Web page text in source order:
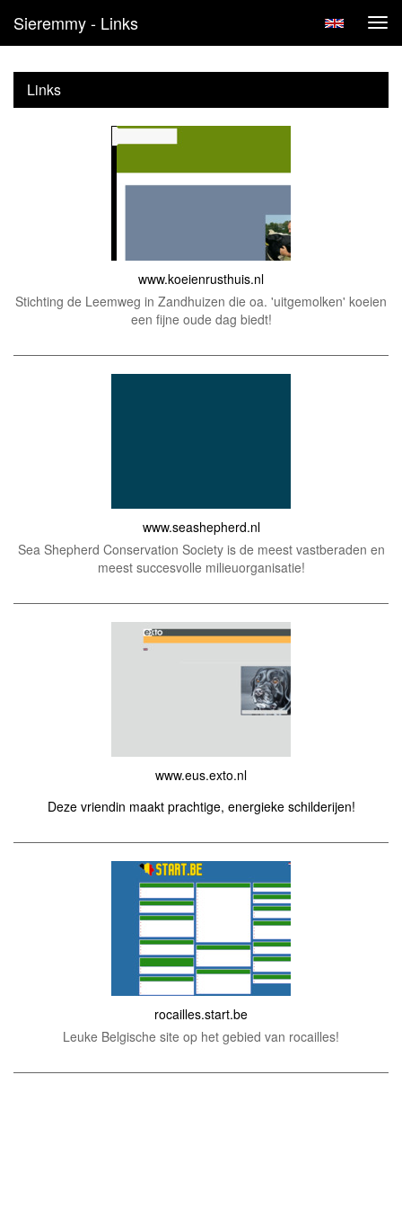
Sieremmy - Links
Links
www.koeienrusthuis.nl
Stichting de Leemweg in Zandhuizen die oa. 'uitgemolken' koeien
een fijne oude dag biedt!
www.seashepherd.nl
Sea Shepherd Conservation Society is de meest vastberaden en
meest succesvolle milieuorganisatie!
www.eus.exto.nl
Deze vriendin maakt prachtige, energieke schilderijen!
rocailles.start.be
Leuke Belgische site op het gebied van rocailles!